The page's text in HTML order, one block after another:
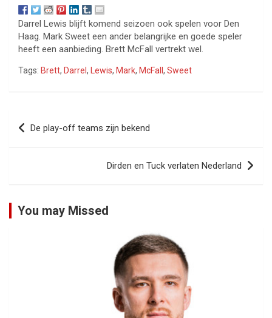
Darrel Lewis blijft komend seizoen ook spelen voor Den
Haag. Mark Sweet een ander belangrijke en goede speler
heeft een aanbieding. Brett McFall vertrekt wel.
Tags: Brett, Darrel , Lewis, Mark, McFall , Sweet
Bericht
navigatie
De play-off teams zijn bekend
Dirden en Tuck verlaten Nederland
You may Missed